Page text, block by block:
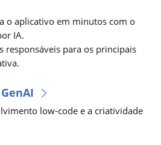
o aplicativo em minutos com o
IA.
responsáveis para os principais
low-code e a criatividade